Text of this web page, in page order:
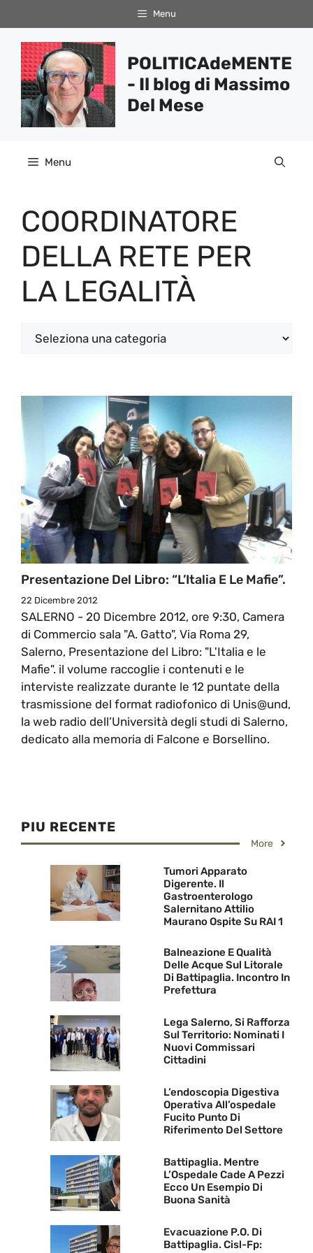
al
contenuto
Menu
POLITICAdeMENTE
- Il blog di Massimo
Del Mese
Menu
COORDINATORE
DELLA RETE PER
LA LEGALITÀ
Categorie
Presentazione Del Libro: “L’Italia E Le Mafie”.
22 Dicembre 2012
SALERNO - 20 Dicembre 2012, ore 9:30, Camera
di Commercio sala "A. Gatto", Via Roma 29,
Salerno, Presentazione del Libro: "L'Italia e le
Mafie". il volume raccoglie i contenuti e le
interviste realizzate durante le 12 puntate della
trasmissione del format radiofonico di Unis@und,
la web radio dell’Università degli studi di Salerno,
dedicato alla memoria di Falcone e Borsellino.
PIU RECENTE
More
Tumori Apparato
Digerente. Il
Gastroenterologo
Salernitano Attilio
Maurano Ospite Su RAI 1
Balneazione E Qualità
Delle Acque Sul Litorale
Di Battipaglia. Incontro In
Prefettura
Lega Salerno, Si Rafforza
Sul Territorio: Nominati I
Nuovi Commissari
Cittadini
L’endoscopia Digestiva
Operativa All’ospedale
Fucito Punto Di
Riferimento Del Settore
Battipaglia. Mentre
L’Ospedale Cade A Pezzi
Ecco Un Esempio Di
Buona Sanità
Evacuazione P.O. Di
Battipaglia. Cisl-Fp: